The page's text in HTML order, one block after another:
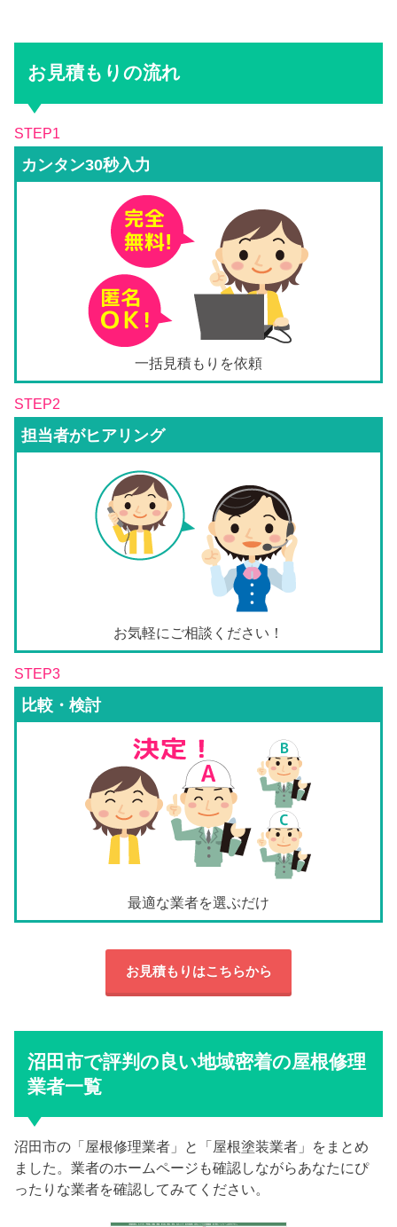
お見積もりの流れ
STEP1
カンタン30秒入力
一括見積もりを依頼
STEP2
担当者がヒアリング
お気軽にご相談ください！
STEP3
比較・検討
最適な業者を選ぶだけ
お見積もりはこちらから
沼田市で評判の良い地域密着の屋根修理
業者一覧
沼田市の「屋根修理業者」と「屋根塗装業者」をまとめ
ました。業者のホームページも確認しながらあなたにぴ
ったりな業者を確認してみてください。